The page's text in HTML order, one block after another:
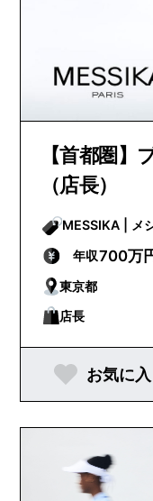
【首都圏】
（店長）
年収700万
東京都
店長
お気に入